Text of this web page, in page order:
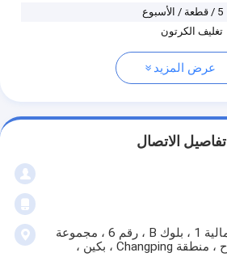
5 / قطعة / الأسبوع
تغليف الكرتون
عرض المزيد
تفاصيل الاتصال
Room302 ، البوابة الشمالية 1 ، بلوك B ، رقم 6 ، مجموعة
Longxiang لتصنيع الألواح ، منطقة Changping ، بكين ،